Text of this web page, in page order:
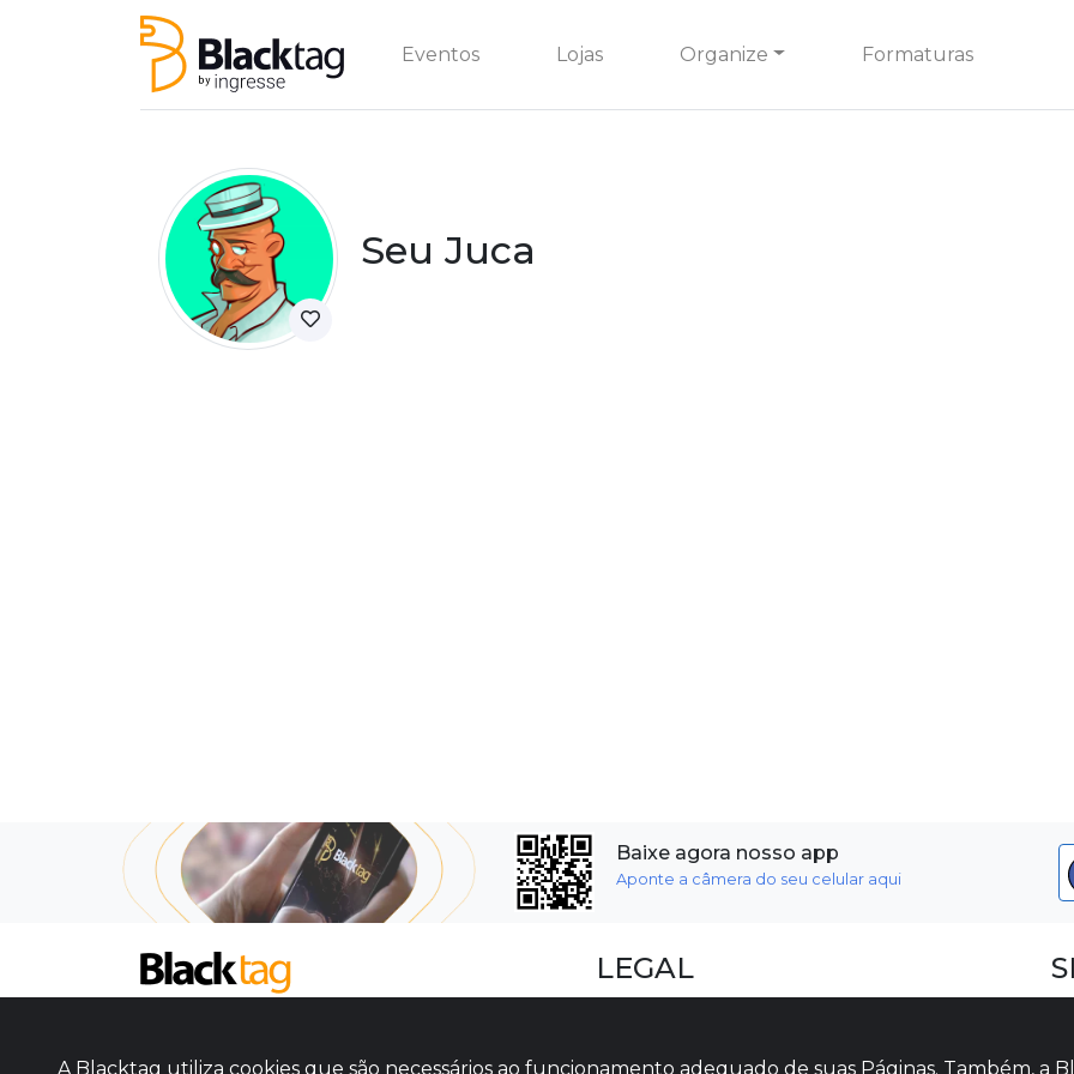
Eventos Lojas Organize Formaturas
Seu Juca
Baixe agora nosso app
Aponte a câmera do seu celular aqui
LEGAL
A Blacktag utiliza cookies que são necessários ao funcionamento adequado de suas Páginas. Também, a